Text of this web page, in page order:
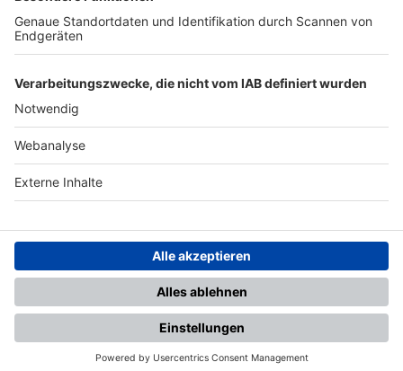
Nutzungsbedingungen Datenschutz Impressum